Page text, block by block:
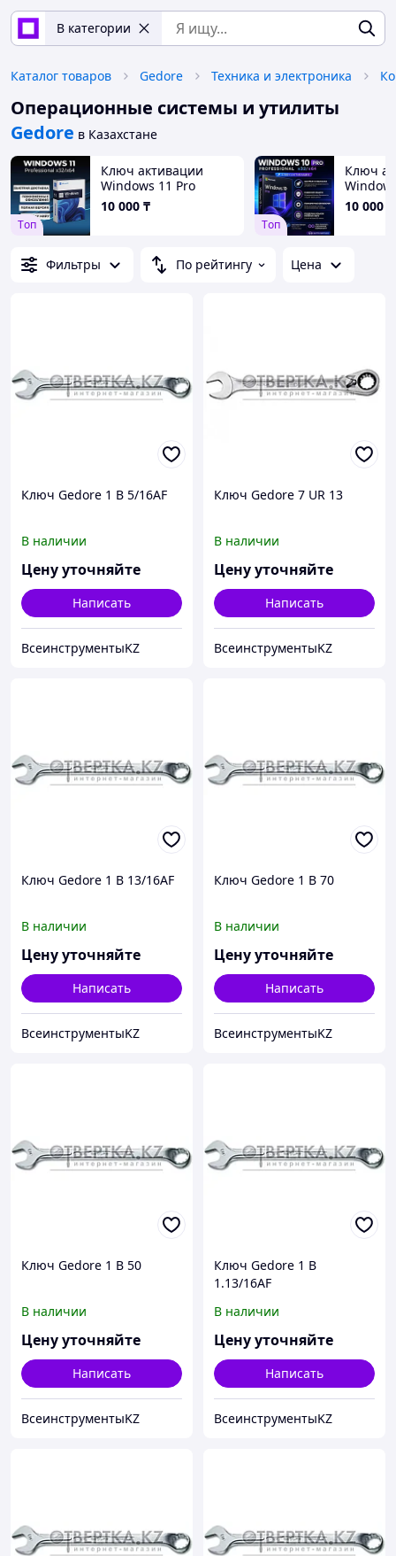
В категории
Каталог товаров Gedore Техника и электроника
Операционные системы и утилиты
Gedore в Казахстане
Tоп
Ключ активации
Windows 11 Pro
(Professional)
10 000 ₸
Tоп
Ключ
10 000
Фильтры По рейтингу Цена
Ключ Gedore 1 B 5/16AF
В наличии
Цену уточняйте
Написать
ВсеинструментыKZ
Ключ Gedore 7 UR 13
В наличии
Цену уточняйте
Написать
ВсеинструментыKZ
Ключ Gedore 1 B 13/16AF
В наличии
Цену уточняйте
Написать
ВсеинструментыKZ
Ключ Gedore 1 B 70
В наличии
Цену уточняйте
Написать
ВсеинструментыKZ
Ключ Gedore 1 B 50
В наличии
Цену уточняйте
Написать
ВсеинструментыKZ
Ключ Gedore 1 B
1.13/16AF
В наличии
Цену уточняйте
Написать
ВсеинструментыKZ